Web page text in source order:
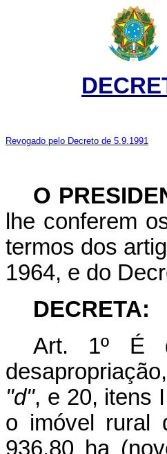
Revogado pelo Decreto de 5.9.1991
O
lhe conferem
termos dos
1964, e do
DECRETA:
Art. 1º É
"d", e 20, itens
o imóvel rural
936,80 ha